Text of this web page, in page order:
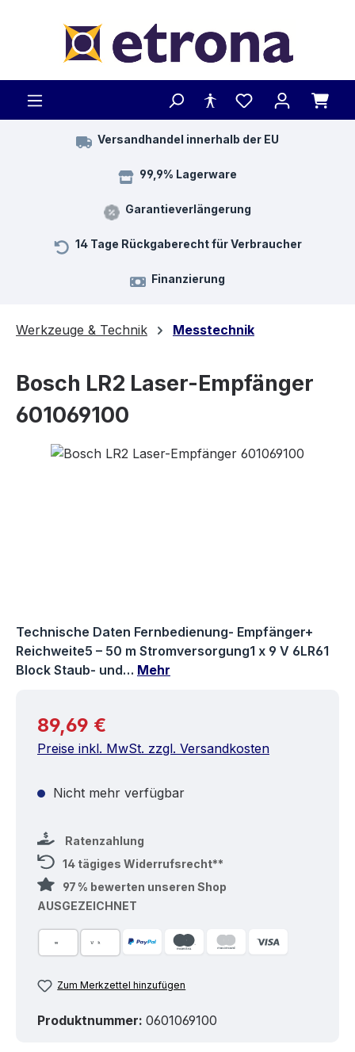
Versandhandel innerhalb der EU
99,9% Lagerware
Garantieverlängerung
14 Tage Rückgaberecht für Verbraucher
Finanzierung
Werkzeuge & Technik Messtechnik
Bosch LR2 Laser-Empfänger
601069100
Bildergalerie überspringen
Technische Daten Fernbedienung- Empfänger+
Reichweite5 – 50 m Stromversorgung1 x 9 V 6LR61
Block Staub- und… Mehr
Regulärer Preis:
89,69 €
Preise inkl. MwSt. zzgl. Versandkosten
Nicht mehr verfügbar
Ratenzahlung
14 tägiges Widerrufsrecht**
97 % bewerten unseren Shop
AUSGEZEICHNET
Zum Merkzettel hinzufügen
Produktnummer: 0601069100